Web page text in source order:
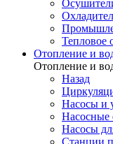
Тепловое
Отопление и
Отопление и
Назад
Насосы и
Насосные
Насосы
Станции